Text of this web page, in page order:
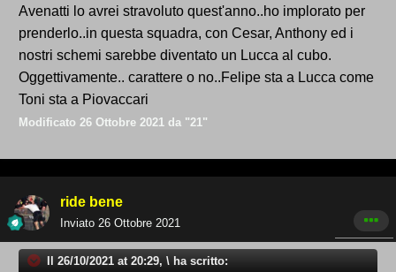
Avenatti lo avrei stravoluto quest'anno..ho implorato per
prenderlo..in questa squadra, con Cesar, Anthony ed i
nostri schemi sarebbe diventato un Lucca al cubo.
Oggettivamente.. carattere o no..Felipe sta a Lucca come
Toni sta a Piovaccari
Modificato 26 Ottobre 2021 da "21"
ride bene
Inviato 26 Ottobre 2021
Il 26/10/2021 at 20:29, \ ha scritto: